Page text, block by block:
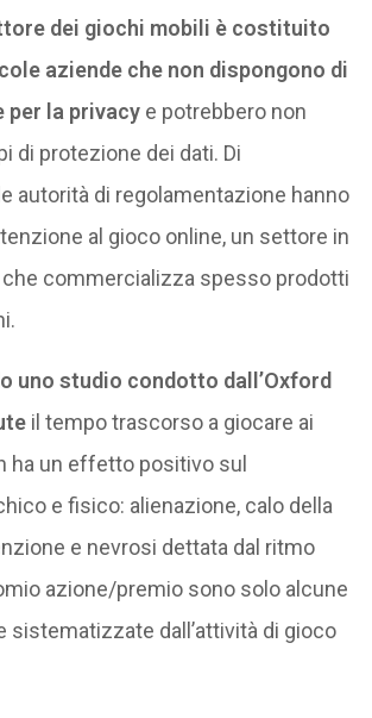
dei giochi mobili è costituito
aziende che non dispongono di
per la privacye potrebbero non
di protezione dei dati. Di
autorità di regolamentazione hanno
al gioco online, un settore in
commercializza spesso prodotti
uno studio condotto dall’Oxford
il tempo trascorso a giocare ai
ha un effetto positivo sul
e fisico: alienazione, calo della
e nevrosi dettata dal ritmo
azione/premio sono solo alcune
sistematizzate dall’attività di gioco